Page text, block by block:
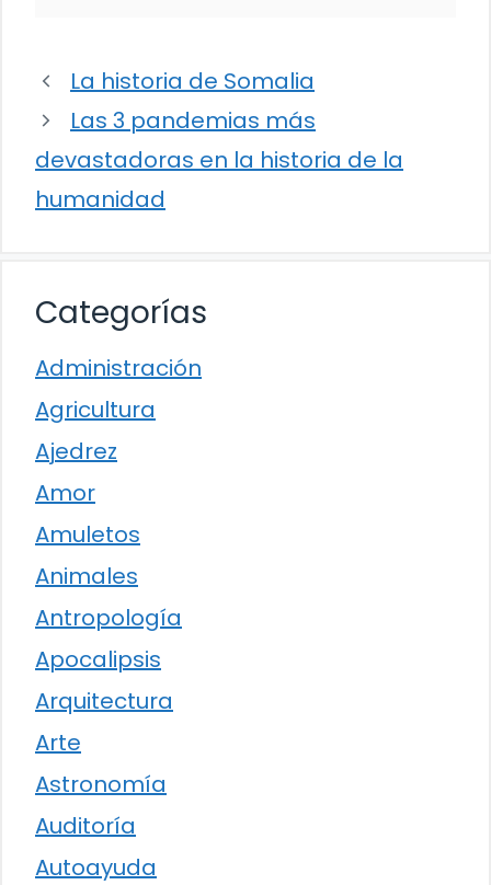
La historia de Somalia
Las 3 pandemias más
devastadoras en la historia de la
humanidad
Categorías
Administración
Agricultura
Ajedrez
Amor
Amuletos
Animales
Antropología
Apocalipsis
Arquitectura
Arte
Astronomía
Auditoría
Autoayuda